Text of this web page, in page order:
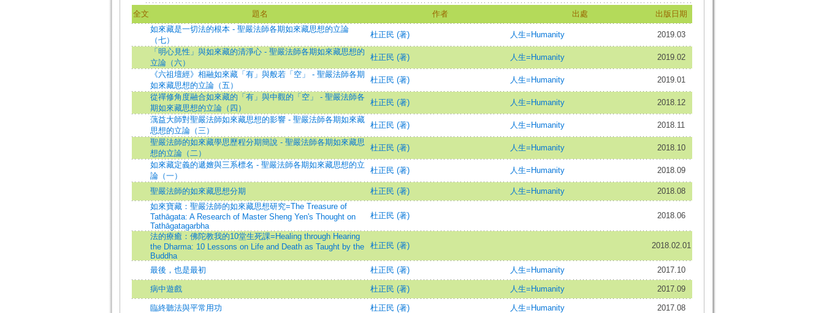
全文 題名 作者 出處
出版日期
如來藏是一切法的根本 - 聖嚴法師各期如來藏思想的立論
（七）
杜正民 (著) 人生=Humanity
2019.03
「明心見性」與如來藏的清淨心 - 聖嚴法師各期如來藏思想的
立論（六）
杜正民 (著) 人生=Humanity
2019.02
《六祖壇經》相融如來藏「有」與般若「空」 - 聖嚴法師各期
如來藏思想的立論（五）
杜正民 (著) 人生=Humanity
2019.01
從禪修角度融合如來藏的「有」與中觀的「空」 - 聖嚴法師各
期如來藏思想的立論（四）
杜正民 (著) 人生=Humanity
2018.12
蕅益大師對聖嚴法師如來藏思想的影響 - 聖嚴法師各期如來藏
思想的立論（三）
杜正民 (著) 人生=Humanity
2018.11
聖嚴法師的如來藏學思歷程分期簡說 - 聖嚴法師各期如來藏思
想的立論（二）
杜正民 (著) 人生=Humanity
2018.10
如來藏定義的遞嬗與三系標名 - 聖嚴法師各期如來藏思想的立
論（一）
杜正民 (著) 人生=Humanity 2018.09
聖嚴法師的如來藏思想分期 杜正民 (著) 人生=Humanity
2018.08
如來寶藏：聖嚴法師的如來藏思想研究=The Treasure of
Tathāgata: A Research of Master Sheng Yen's Thought on
Tathāgatagarbha
杜正民 (著) 2018.06
法的療癒：佛陀教我的10堂生死課=Healing through Hearing
the Dharma: 10 Lessons on Life and Death as Taught by the
Buddha
杜正民 (著) 2018.02.01
最後，也是最初 杜正民 (著) 人生=Humanity 2017.10
病中遊戲 杜正民 (著) 人生=Humanity 2017.09
臨終聽法與平常用功 杜正民 (著) 人生=Humanity 2017.08